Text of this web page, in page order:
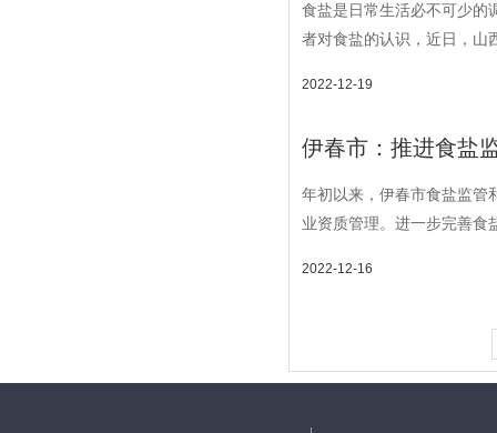
食盐是日常生活必不可少的
者对食盐的认识，近日，山
2022-12-19
伊春市：推进食盐
年初以来，伊春市食盐监管
业资质管理。进一步完善食
2022-12-16